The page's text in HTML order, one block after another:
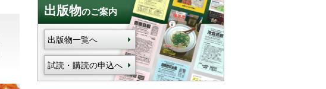
出版物のご案内
出版物一覧へ
試読・購読の申込へ